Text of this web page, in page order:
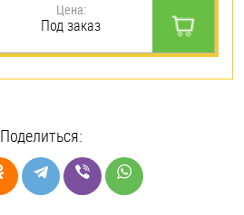
Цена:
Под заказ
Поделиться: